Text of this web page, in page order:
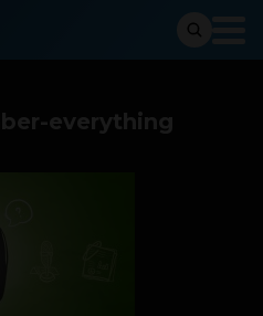
everything